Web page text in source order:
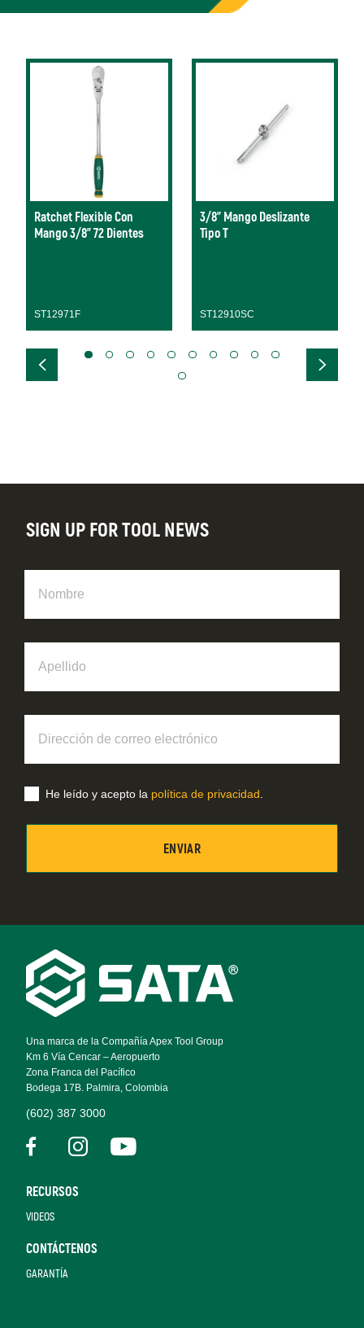
Ratchet Flexible Con
Mango 3/8” 72 Dientes
ST12971F
3/8" Mango Deslizante
Tipo T
ST12910SC
Footer
Navigation
Una marca de la Compañía Apex Tool Group
Km 6 Vía Cencar – Aeropuerto
Zona Franca del Pacífico
Bodega 17B. Palmira, Colombia
(602) 387 3000
RECURSOS
VIDEOS
CONTÁCTENOS
GARANTÍA
SIGN UP FOR TOOL NEWS
correo
electrónico
He leído y acepto la política de privacidad